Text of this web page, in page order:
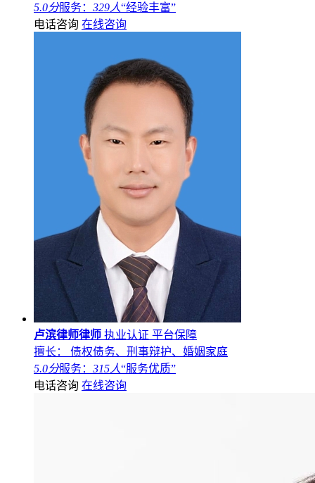
5.0分服务： 329人“经验丰富”
电话咨询 在线咨询
卢滨律师律师 执业认证 平台保障
擅长： 债权债务、刑事辩护、婚姻家庭
5.0分服务： 315人“服务优质”
电话咨询 在线咨询